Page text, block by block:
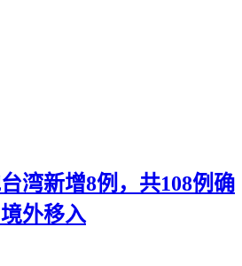
湾新增8例，共108例确
外移入